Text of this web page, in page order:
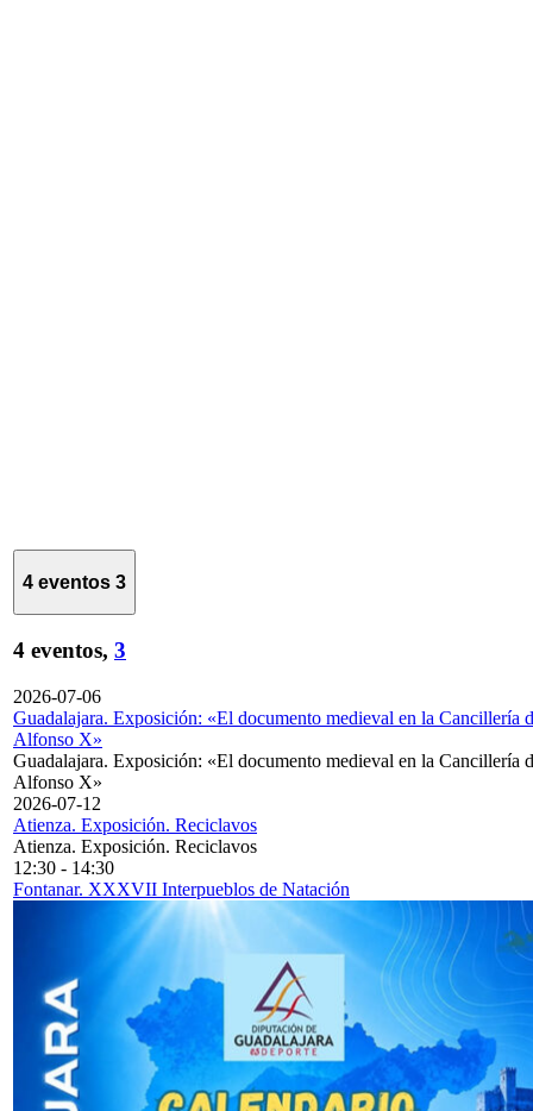
4 eventos 3
4 eventos, 3
2026-07-06
Guadalajara. Exposición: «El documento medieval en la Cancillería
Alfonso X»
Guadalajara. Exposición: «El documento medieval en la Cancillería
Alfonso X»
2026-07-12
Atienza. Exposición. Reciclavos
Atienza. Exposición. Reciclavos
12:30 - 14:30
Fontanar. XXXVII Interpueblos de Natación